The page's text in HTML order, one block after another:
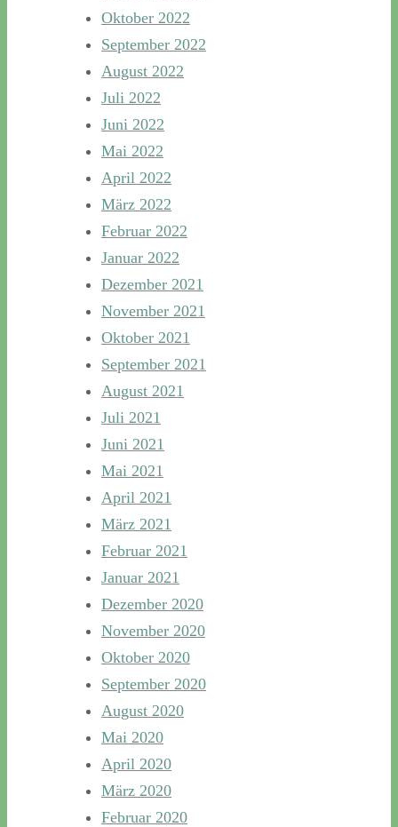
Oktober 2022
September 2022
August 2022
Juli 2022
Juni 2022
Mai 2022
April 2022
März 2022
Februar 2022
Januar 2022
Dezember 2021
November 2021
Oktober 2021
September 2021
August 2021
Juli 2021
Juni 2021
Mai 2021
April 2021
März 2021
Februar 2021
Januar 2021
Dezember 2020
November 2020
Oktober 2020
September 2020
August 2020
Mai 2020
April 2020
März 2020
Februar 2020